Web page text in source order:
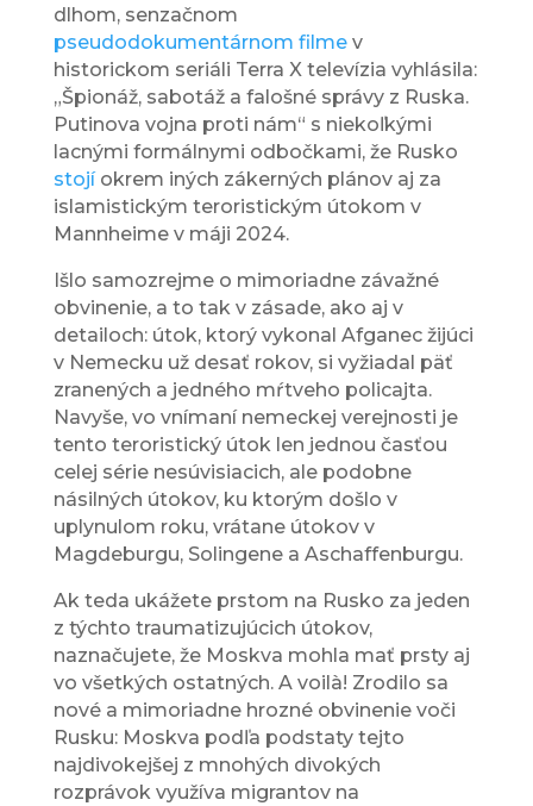
dlhom, senzačnom
pseudodokumentárnom filmev
historickom seriáli Terra X televízia vyhlásila:
„Špionáž, sabotáž a falošné správy z Ruska.
Putinova vojna proti nám“ s niekoľkými
lacnými formálnymi odbočkami, že Rusko
stojíokrem iných zákerných plánov aj za
islamistickým teroristickým útokom v
Mannheime v máji 2024.
Išlo samozrejme o mimoriadne závažné
obvinenie, a to tak v zásade, ako aj v
detailoch: útok, ktorý vykonal Afganec žijúci
v Nemecku už desať rokov, si vyžiadal päť
zranených a jedného mŕtveho policajta.
Navyše, vo vnímaní nemeckej verejnosti je
tento teroristický útok len jednou časťou
celej série nesúvisiacich, ale podobne
násilných útokov, ku ktorým došlo v
uplynulom roku, vrátane útokov v
Magdeburgu, Solingene a Aschaffenburgu.
Ak teda ukážete prstom na Rusko za jeden
z týchto traumatizujúcich útokov,
naznačujete, že Moskva mohla mať prsty aj
vo všetkých ostatných. A voilà! Zrodilo sa
nové a mimoriadne hrozné obvinenie voči
Rusku: Moskva podľa podstaty tejto
najdivokejšej z mnohých divokých
rozprávok využíva migrantov na